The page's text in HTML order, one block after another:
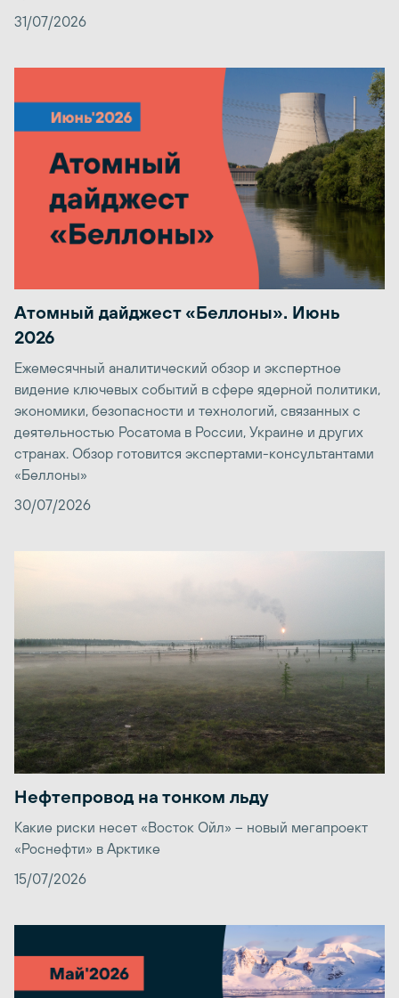
31/07/2026
Атомный дайджест «Беллоны». Июнь
2026
Ежемесячный аналитический обзор и экспертное
видение ключевых событий в сфере ядерной политики,
экономики, безопасности и технологий, связанных с
деятельностью Росатома в России, Украине и других
странах. Обзор готовится экспертами-консультантами
«Беллоны»
30/07/2026
Нефтепровод на тонком льду
Какие риски несет «Восток Ойл» – новый мегапроект
«Роснефти» в Арктике
15/07/2026